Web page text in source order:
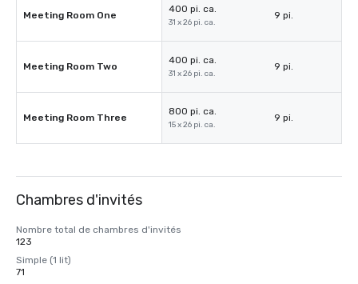
Meeting Room One
400 pi. ca.
31 x 26 pi. ca.
9 pi.
Meeting Room Two
400 pi. ca.
31 x 26 pi. ca.
9 pi.
Meeting Room Three
800 pi. ca.
15 x 26 pi. ca.
9 pi.
Chambres d'invités
Nombre total de chambres d'invités
123
Simple (1 lit)
71